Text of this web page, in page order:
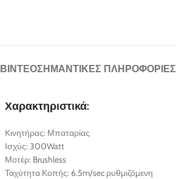
ΒΊΝΤΕΟΣΗΜΑΝΤΙΚΈΣ ΠΛΗΡΟΦΟΡΊΕΣ
Χαρακτηριστικά:
Κινητήρας: Μπαταρίας
Ισχύς: 300Watt
Μοτέρ: Brushless
Ταχύτητα Κοπής: 6.5m/sec ρυθμιζόμενη